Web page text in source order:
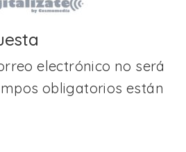
electrónico no será
obligatorios están